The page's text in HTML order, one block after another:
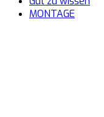
MONTAGE